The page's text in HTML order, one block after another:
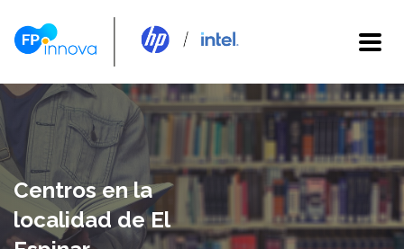
Centros en la
localidad de El